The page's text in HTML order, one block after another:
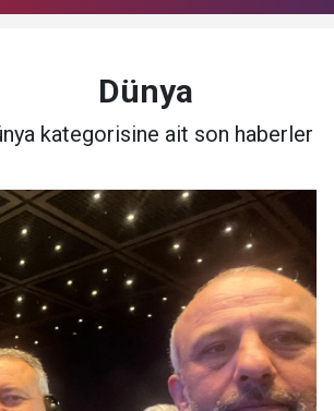
Dünya
kategorisine ait son haberler